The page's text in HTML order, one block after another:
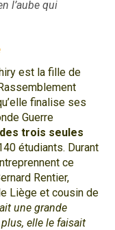
l’aube qui
est la fille de
finalise ses
Guerre
trois seules
étudiants. Durant
ce
Rentier,
Liège et cousin de
une grande
elle le faisait